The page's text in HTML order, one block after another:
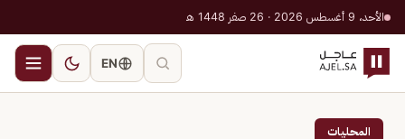
الأحد، 9 أغسطس 2026 · 26 صفر 1448 هـ
EN
المحليات